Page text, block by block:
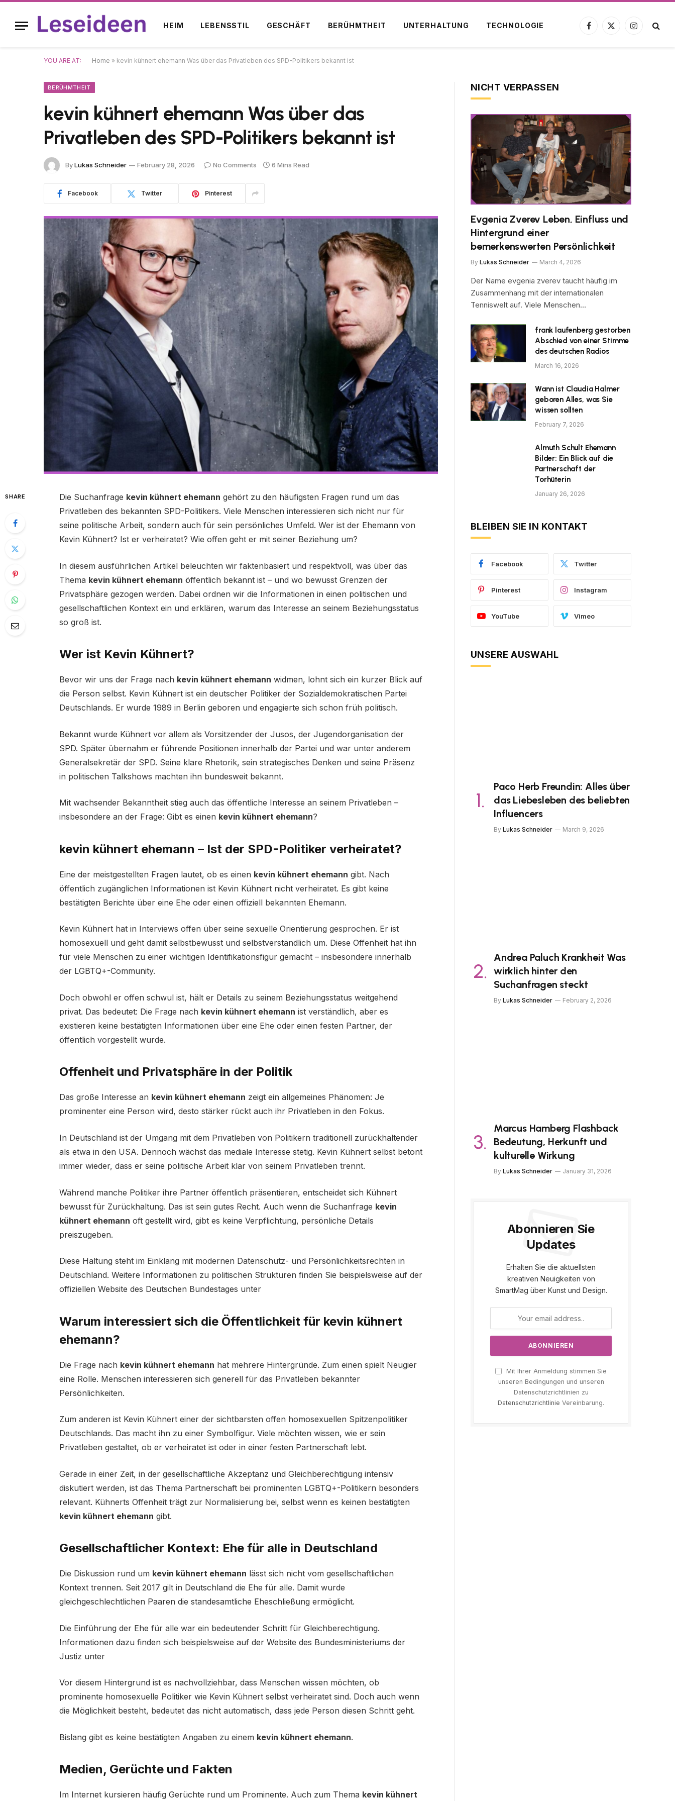
HEIM LEBENSSTIL GESCHÄFT BERÜHMTHEIT UNTERHALTUNG TECHNOLOGIE
Facebook
X
Instagram
YOU ARE AT: Home » kevin kühnert ehemann Was über das Privatleben des SPD-Politikers bekannt ist
BERÜHMTHEIT
kevin kühnert ehemann Was über das
Privatleben des SPD-Politikers bekannt ist
ByLukas Schneider February 28, 2026 No Comments 6 Mins Read
Facebook Twitter Pinterest
SHARE Die Suchanfrage kevin kühnert ehemann gehört zu den häufigsten Fragen rund um das
Privatleben des bekannten SPD-Politikers. Viele Menschen interessieren sich nicht nur für
seine politische Arbeit, sondern auch für sein persönliches Umfeld. Wer ist der Ehemann von
Kevin Kühnert? Ist er verheiratet? Wie offen geht er mit seiner Beziehung um?
In diesem ausführlichen Artikel beleuchten wir faktenbasiert und respektvoll, was über das
Thema kevin kühnert ehemann öffentlich bekannt ist – und wo bewusst Grenzen der
Privatsphäre gezogen werden. Dabei ordnen wir die Informationen in einen politischen und
gesellschaftlichen Kontext ein und erklären, warum das Interesse an seinem Beziehungsstatus
so groß ist.
Wer ist Kevin Kühnert?
Bevor wir uns der Frage nach kevin kühnert ehemann widmen, lohnt sich ein kurzer Blick auf
die Person selbst. Kevin Kühnert ist ein deutscher Politiker der Sozialdemokratischen Partei
Deutschlands. Er wurde 1989 in Berlin geboren und engagierte sich schon früh politisch.
Bekannt wurde Kühnert vor allem als Vorsitzender der Jusos, der Jugendorganisation der
SPD. Später übernahm er führende Positionen innerhalb der Partei und war unter anderem
Generalsekretär der SPD. Seine klare Rhetorik, sein strategisches Denken und seine Präsenz
in politischen Talkshows machten ihn bundesweit bekannt.
Mit wachsender Bekanntheit stieg auch das öffentliche Interesse an seinem Privatleben –
insbesondere an der Frage: Gibt es einen kevin kühnert ehemann?
kevin kühnert ehemann – Ist der SPD-Politiker verheiratet?
Eine der meistgestellten Fragen lautet, ob es einen kevin kühnert ehemann gibt. Nach
öffentlich zugänglichen Informationen ist Kevin Kühnert nicht verheiratet. Es gibt keine
bestätigten Berichte über eine Ehe oder einen offiziell bekannten Ehemann.
Kevin Kühnert hat in Interviews offen über seine sexuelle Orientierung gesprochen. Er ist
homosexuell und geht damit selbstbewusst und selbstverständlich um. Diese Offenheit hat ihn
für viele Menschen zu einer wichtigen Identifikationsfigur gemacht – insbesondere innerhalb
der LGBTQ+-Community.
Doch obwohl er offen schwul ist, hält er Details zu seinem Beziehungsstatus weitgehend
privat. Das bedeutet: Die Frage nach kevin kühnert ehemann ist verständlich, aber es
existieren keine bestätigten Informationen über eine Ehe oder einen festen Partner, der
öffentlich vorgestellt wurde.
Offenheit und Privatsphäre in der Politik
Das große Interesse an kevin kühnert ehemann zeigt ein allgemeines Phänomen: Je
prominenter eine Person wird, desto stärker rückt auch ihr Privatleben in den Fokus.
In Deutschland ist der Umgang mit dem Privatleben von Politikern traditionell zurückhaltender
als etwa in den USA. Dennoch wächst das mediale Interesse stetig. Kevin Kühnert selbst betont
immer wieder, dass er seine politische Arbeit klar von seinem Privatleben trennt.
Während manche Politiker ihre Partner öffentlich präsentieren, entscheidet sich Kühnert
bewusst für Zurückhaltung. Das ist sein gutes Recht. Auch wenn die Suchanfrage kevin
kühnert ehemann oft gestellt wird, gibt es keine Verpflichtung, persönliche Details
preiszugeben.
Diese Haltung steht im Einklang mit modernen Datenschutz- und Persönlichkeitsrechten in
Deutschland. Weitere Informationen zu politischen Strukturen finden Sie beispielsweise auf der
offiziellen Website des Deutschen Bundestages unter
Warum interessiert sich die Öffentlichkeit für kevin kühnert
ehemann?
Die Frage nach kevin kühnert ehemann hat mehrere Hintergründe. Zum einen spielt Neugier
eine Rolle. Menschen interessieren sich generell für das Privatleben bekannter
Persönlichkeiten.
Zum anderen ist Kevin Kühnert einer der sichtbarsten offen homosexuellen Spitzenpolitiker
Deutschlands. Das macht ihn zu einer Symbolfigur. Viele möchten wissen, wie er sein
Privatleben gestaltet, ob er verheiratet ist oder in einer festen Partnerschaft lebt.
Gerade in einer Zeit, in der gesellschaftliche Akzeptanz und Gleichberechtigung intensiv
diskutiert werden, ist das Thema Partnerschaft bei prominenten LGBTQ+-Politikern besonders
relevant. Kühnerts Offenheit trägt zur Normalisierung bei, selbst wenn es keinen bestätigten
kevin kühnert ehemann gibt.
Gesellschaftlicher Kontext: Ehe für alle in Deutschland
Die Diskussion rund um kevin kühnert ehemann lässt sich nicht vom gesellschaftlichen
Kontext trennen. Seit 2017 gilt in Deutschland die Ehe für alle. Damit wurde
gleichgeschlechtlichen Paaren die standesamtliche Eheschließung ermöglicht.
Die Einführung der Ehe für alle war ein bedeutender Schritt für Gleichberechtigung.
Informationen dazu finden sich beispielsweise auf der Website des Bundesministeriums der
Justiz unter
Vor diesem Hintergrund ist es nachvollziehbar, dass Menschen wissen möchten, ob
prominente homosexuelle Politiker wie Kevin Kühnert selbst verheiratet sind. Doch auch wenn
die Möglichkeit besteht, bedeutet das nicht automatisch, dass jede Person diesen Schritt geht.
Bislang gibt es keine bestätigten Angaben zu einem kevin kühnert ehemann.
Medien, Gerüchte und Fakten
Im Internet kursieren häufig Gerüchte rund um Prominente. Auch zum Thema kevin kühnert
NICHT VERPASSEN
Evgenia Zverev Leben, Einfluss und
Hintergrund einer
bemerkenswerten Persönlichkeit
By Lukas Schneider March 4, 2026
Der Name evgenia zverev taucht häufig im
Zusammenhang mit der internationalen
Tenniswelt auf. Viele Menschen…
frank laufenberg gestorben
Abschied von einer Stimme
des deutschen Radios
March 16, 2026
Wann ist Claudia Halmer
geboren Alles, was Sie
wissen sollten
February 7, 2026
Almuth Schult Ehemann
Bilder: Ein Blick auf die
Partnerschaft der
Torhüterin
January 26, 2026
BLEIBEN SIE IN KONTAKT
Facebook Twitter
Pinterest Instagram
YouTube Vimeo
UNSERE AUSWAHL
Paco Herb Freundin: Alles über
das Liebesleben des beliebten
Influencers
By Lukas Schneider March 9, 2026
Andrea Paluch Krankheit Was
wirklich hinter den
Suchanfragen steckt
By Lukas Schneider February 2, 2026
Marcus Hamberg Flashback
Bedeutung, Herkunft und
kulturelle Wirkung
By Lukas Schneider January 31, 2026
Abonnieren Sie
Updates
Erhalten Sie die aktuellsten
kreativen Neuigkeiten von
SmartMag über Kunst und Design.
Mit Ihrer Anmeldung stimmen Sie
unseren Bedingungen und unseren
Datenschutzrichtlinien zu
Datenschutzrichtlinie Vereinbarung.